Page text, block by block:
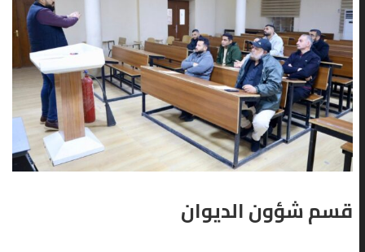
ليكون
الموافق 2026/5/13، اختبار
صلاحية التدريس للتخصصات
التطبيقية، وذلك ضمن سعي
المركز للارتقاء بالمستوى
العلمي والمهني...
READ MORE
العراقية ورشةً علميةً
«الهوية الاجتماعية لدى
الشباب في ظل المتغيرات
الثقافية»، وذلك يوم الثلاثاء
قدّمتها...
READ MORE
قسم شؤون الديوان